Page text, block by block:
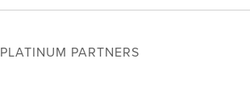
PLATINUM PARTNERS